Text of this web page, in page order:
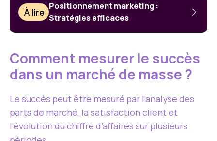
À lire
Positionnement marketing :
Stratégies efficaces
Comment mesurer le succès
dans un marché de masse ?
Le succès peut être mesuré par l’analyse des
parts de marché, la satisfaction client et
l’évolution du chiffre d’affaires sur plusieurs